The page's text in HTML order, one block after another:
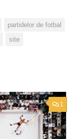
partidelor de fotbal
site
1